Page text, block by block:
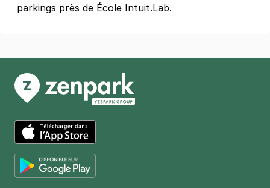
parkings près de École Intuit.Lab.
App Store